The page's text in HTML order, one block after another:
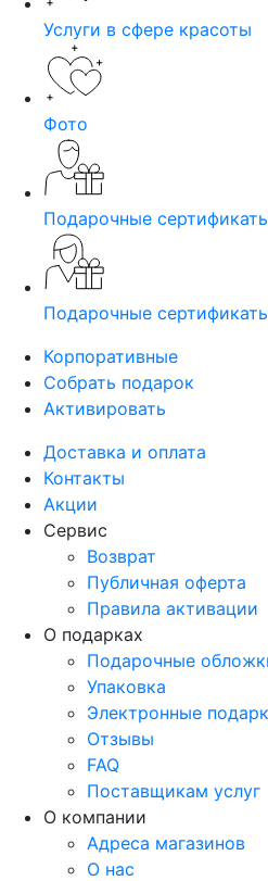
Услуги в сфере красоты
Фото
Подарочные
Подарочные
Корпоративные
Собрать подарок
Активировать
Доставка и оплата
Контакты
Акции
Сервис
Возврат
Публичная оферта
Правила активации
О подарках
Подарочные
Упаковка
Электронные
Отзывы
FAQ
Поставщикам услуг
О компании
Адреса магазинов
О нас